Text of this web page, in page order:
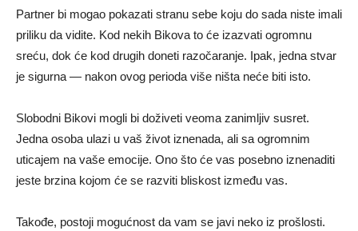
Partner bi mogao pokazati stranu sebe koju do sada niste imali
priliku da vidite. Kod nekih Bikova to će izazvati ogromnu
sreću, dok će kod drugih doneti razočaranje. Ipak, jedna stvar
je sigurna — nakon ovog perioda više ništa neće biti isto.
Slobodni Bikovi mogli bi doživeti veoma zanimljiv susret.
Jedna osoba ulazi u vaš život iznenada, ali sa ogromnim
uticajem na vaše emocije. Ono što će vas posebno iznenaditi
jeste brzina kojom će se razviti bliskost između vas.
Takođe, postoji mogućnost da vam se javi neko iz prošlosti.